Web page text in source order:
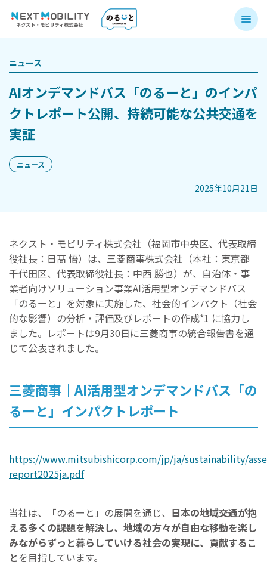
ニュース
AIオンデマンドバス「のるーと」のインパ
クトレポート公開、持続可能な公共交通を
実証
ニュース
2025年10月21日
ネクスト・モビリティ株式会社（福岡市中央区、代表取締
役社長：日髙 悟）は、三菱商事株式会社（本社：東京都
千代田区、代表取締役社長：中西 勝也）が、自治体・事
業者向けソリューション事業AI活用型オンデマンドバス
「のるーと」を対象に実施した、社会的インパクト（社会
的な影響）の分析・評価及びレポートの作成*1 に協力し
ました。レポートは9月30日に三菱商事の統合報告書を通
じて公表されました。
三菱商事｜AI活用型オンデマンドバス「の
るーと」インパクトレポート
https://www.mitsubishicorp.com/jp/ja/sustainability/
report2025ja.pdf
当社は、「のるーと」の展開を通じ、 日本の地域交通が抱
える多くの課題を解決し、地域の方々が自由な移動を楽し
みながらずっと暮ら していける社会の実現に、 貢献するこ
とを目指しています。